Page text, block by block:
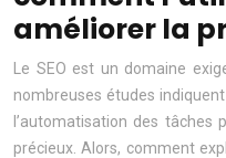
améliorer la
Le SEO est un domaine
nombreuses études
l’automatisation des
précieux. Alors, comment